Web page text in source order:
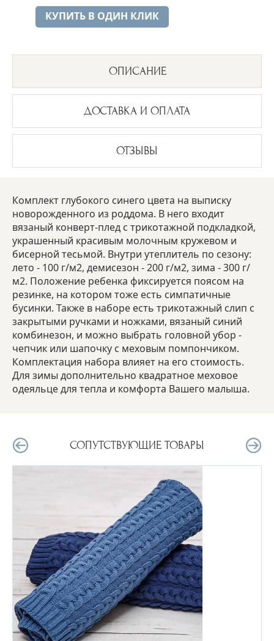
КУПИТЬ В ОДИН КЛИК
ОПИСАНИЕ
ДОСТАВКА И ОПЛАТА
ОТЗЫВЫ
Комплект глубокого синего цвета на выписку
новорожденного из роддома. В него входит
вязаный конверт-плед с трикотажной подкладкой,
украшенный красивым молочным кружевом и
бисерной тесьмой. Внутри утеплитель по сезону:
лето - 100 г/м2, демисезон - 200 г/м2, зима - 300 г/
м2. Положение ребенка фиксируется поясом на
резинке, на котором тоже есть симпатичные
бусинки. Также в наборе есть трикотажный слип с
закрытыми ручками и ножками, вязаный синий
комбинезон, и можно выбрать головной убор -
чепчик или шапочку с меховым помпончиком.
Комплектация набора влияет на его стоимость.
Для зимы дополнительно квадратное меховое
одеяльце для тепла и комфорта Вашего малыша.
СОПУТСТВУЮЩИЕ ТОВАРЫ